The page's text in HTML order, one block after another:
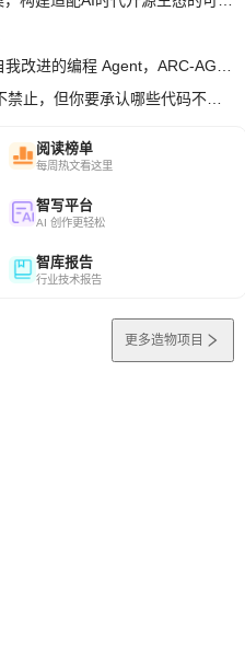
阅读榜单
每周热文看这里
智写平台
AI 创作更轻松
智库报告
行业技术报告
更多造物项目